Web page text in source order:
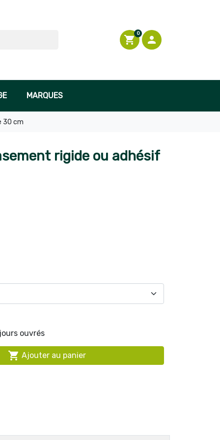
shopping_cart
0

Connexion
MARQUES
30 cm
rigide ou adhésif
ouvrés
 Ajouter au panier